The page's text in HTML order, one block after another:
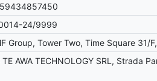
24/9999
Group, Tower Two, Time Square 31/
TE AWA TECHNOLOGY SRL, Strada